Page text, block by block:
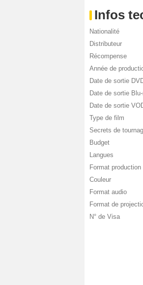
Infos
Nationalité
Distributeur
Récompense
Année de
Date de sortie
Date de sortie
Date de sortie
Type de film
Secrets de
Budget
Langues
Format production
Couleur
Format audio
Format de
N° de Visa